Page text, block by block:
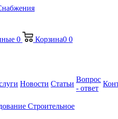
0 Корзина0 0
Новости Статьи
Вопрос
- ответ
Строительное